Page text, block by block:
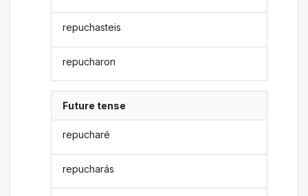
repuchasteis
repucharon
Future tense
repucharé
repucharás